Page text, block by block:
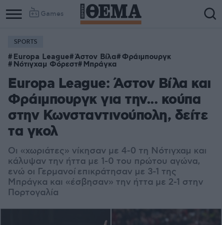
Games
SPORTS
Europa League Άστον Βίλα Φράιμπουργκ
Νότιγχαμ Φόρεστ Μπράγκα
Europa League: Άστον Βίλα και
Φράιμπουργκ για την... κούπα
στην Κωνσταντινούπολη, δείτε
τα γκολ
Οι «χωριάτες» νίκησαν με 4-0 τη Νότιγχαμ και
κάλυψαν την ήττα με 1-0 του πρώτου αγώνα,
ενώ οι Γερμανοί επικράτησαν με 3-1 της
Μπράγκα και «έσβησαν» την ήττα με 2-1 στην
Πορτογαλία